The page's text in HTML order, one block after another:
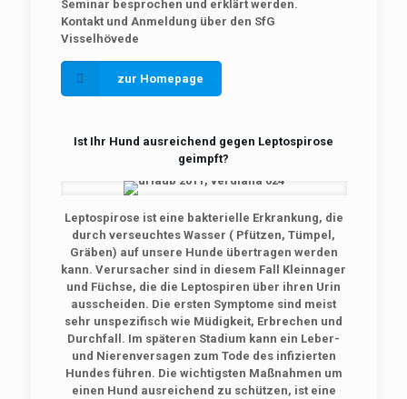
Seminar besprochen und erklärt werden.
Kontakt und Anmeldung über den SfG
Visselhövede
zur Homepage
Ist Ihr Hund ausreichend gegen Leptospirose
geimpft?
Leptospirose ist eine bakterielle Erkrankung, die
durch verseuchtes Wasser ( Pfützen, Tümpel,
Gräben) auf unsere Hunde übertragen werden
kann. Verursacher sind in diesem Fall Kleinnager
und Füchse, die die Leptospiren über ihren Urin
ausscheiden. Die ersten Symptome sind meist
sehr unspezifisch wie Müdigkeit, Erbrechen und
Durchfall. Im späteren Stadium kann ein Leber-
und Nierenversagen zum Tode des infizierten
Hundes führen. Die wichtigsten Maßnahmen um
einen Hund ausreichend zu schützen, ist eine